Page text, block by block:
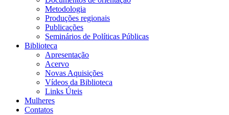
Metodologia
Produções regionais
Publicações
Seminários de Políticas Públicas
Biblioteca
Apresentação
Acervo
Novas Aquisições
Vídeos da Biblioteca
Links Úteis
Mulheres
Contatos